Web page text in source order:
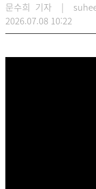
문수희 기자 |
2026.07.08 10:22